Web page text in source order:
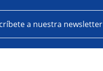
a nuestra newsletter